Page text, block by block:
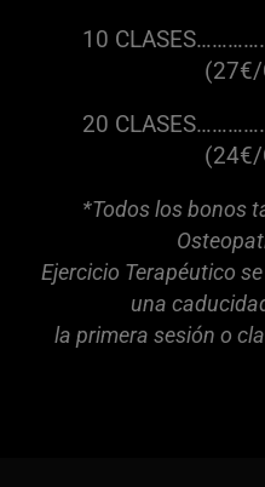
10
(27€/
20
(24€/
*Todos los bonos
Ejercicio Terapéutico
una
la primera sesión o